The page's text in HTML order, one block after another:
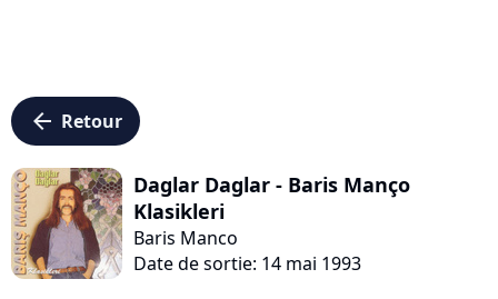
arrow_left Retour
Daglar Daglar - Baris Manço
Klasikleri
Baris Manco
Date de sortie: 14 mai 1993